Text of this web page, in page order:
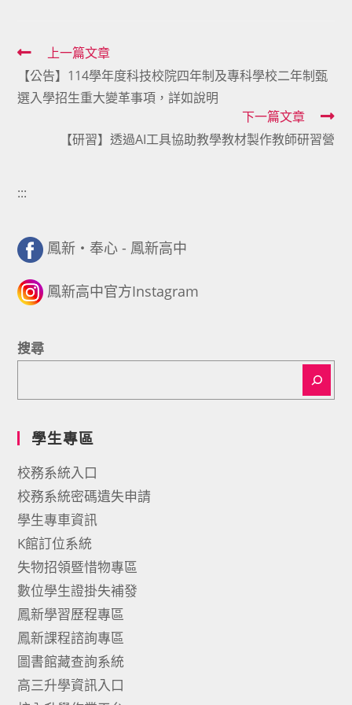
Read
more
articles
上一篇文章
【公告】114學年度科技校院四年制及專科學校二年制甄
選入學招生重大變革事項，詳如說明
下一篇文章
【研習】透過AI工具協助教學教材製作教師研習營
:::
鳳新・奉心 - 鳳新高中
鳳新高中官方Instagram
搜尋
學生專區
校務系統入口
校務系統密碼遺失申請
學生專車資訊
K館訂位系統
失物招領暨惜物專區
數位學生證掛失補發
鳳新學習歷程專區
鳳新課程諮詢專區
圖書館藏查詢系統
高三升學資訊入口